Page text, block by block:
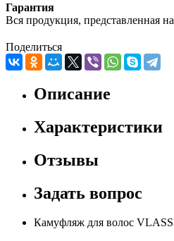
Гарантия
Вся продукция, представленная
Поделиться
Описание
Характеристики
Отзывы
Задать вопрос
Камуфляж для волос